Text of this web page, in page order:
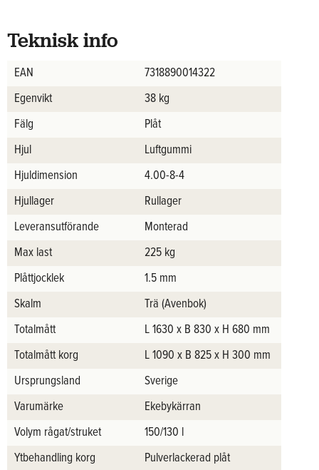
Teknisk info
EAN
7318890014322
Egenvikt
38 kg
Fälg
Plåt
Hjul
Luftgummi
Hjuldimension
4.00-8-4
Hjullager
Rullager
Leveransutförande
Monterad
Max last
225 kg
Plåttjocklek
1.5 mm
Skalm
Trä (Avenbok)
Totalmått
L 1630 x B 830 x H 680 mm
Totalmått korg
L 1090 x B 825 x H 300 mm
Ursprungsland
Sverige
Varumärke
Ekebykärran
Volym rågat/struket
150/130 l
Ytbehandling korg
Pulverlackerad plåt